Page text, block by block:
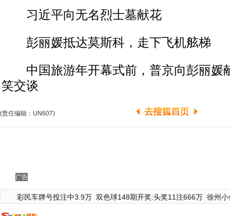
习近平向无名烈士墓献花
彭丽媛抵达莫斯科，走下飞机舷梯
中国旅游年开幕式前，普京向彭丽媛
笑交谈
(责任编辑：UN607)
广告
彩民车牌号投注中3.9万 双色球148期开奖:头奖11注666万 徐州